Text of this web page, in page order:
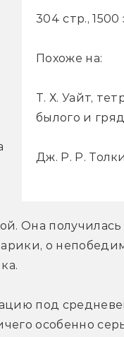
304 стр., 1500
Похоже на:
Т. Х. Уайт,
былого и
Дж. Р. Р.
Она
о
под
особенно